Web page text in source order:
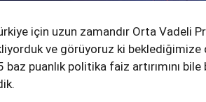
için uzun zamandır Orta Vadeli
ve görüyoruz ki beklediğimize
baz puanlık politika faiz artırımını